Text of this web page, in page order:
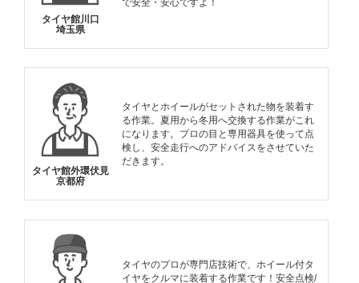
タイヤ館川口
埼玉県
で安全・安心ですよ！
タイヤ館外環伏見
京都府
タイヤとホイールがセットされた物を装着す
る作業。夏用から冬用へ交換する作業がこれ
になります。プロの目と専用器具を使って点
検し、安全走行へのアドバイスをさせていた
だきます。
タイヤのプロが専門店技術で、ホイール付タ
イヤをクルマに装着する作業です！安全点検/